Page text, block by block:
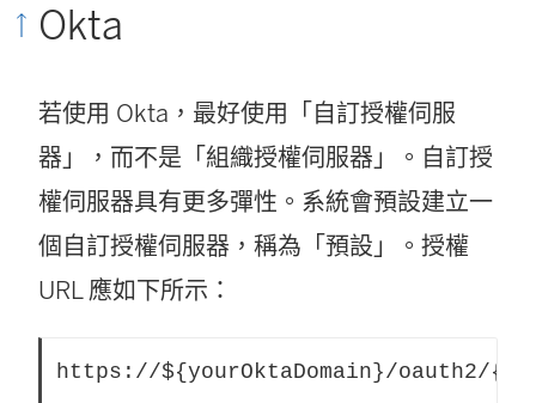
Okta
若使用 Okta，最好使用「自訂授權伺服
器」，而不是「組織授權伺服器」。自訂授
權伺服器具有更多彈性。系統會預設建立一
個自訂授權伺服器，稱為「預設」。授權
URL 應如下所示：
https://${yourOktaDomain}/oauth2/